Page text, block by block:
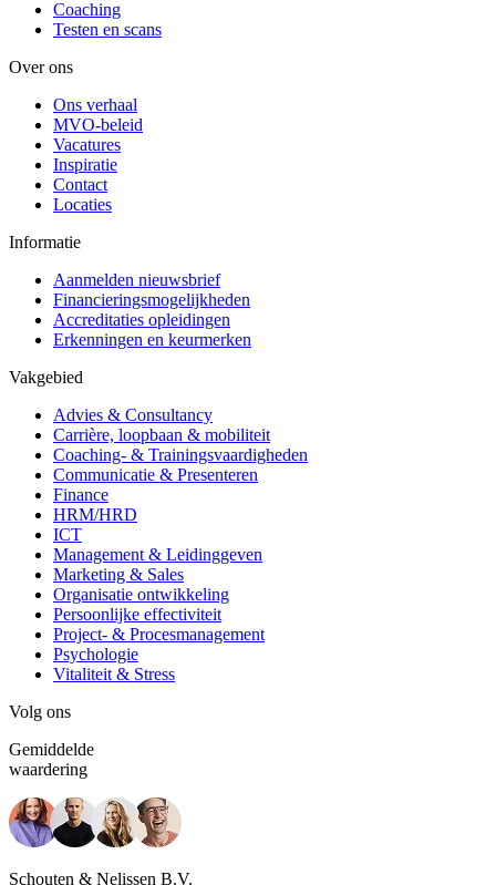
Coaching
Testen en scans
Over ons
Ons verhaal
MVO-beleid
Vacatures
Inspiratie
Contact
Locaties
Informatie
Aanmelden nieuwsbrief
Financieringsmogelijkheden
Accreditaties opleidingen
Erkenningen en keurmerken
Vakgebied
Advies & Consultancy
Carrière, loopbaan & mobiliteit
Coaching- & Trainingsvaardigheden
Communicatie & Presenteren
Finance
HRM/HRD
ICT
Management & Leidinggeven
Marketing & Sales
Organisatie ontwikkeling
Persoonlijke effectiviteit
Project- & Procesmanagement
Psychologie
Vitaliteit & Stress
Volg ons
Gemiddelde
waardering
Schouten & Nelissen B.V.